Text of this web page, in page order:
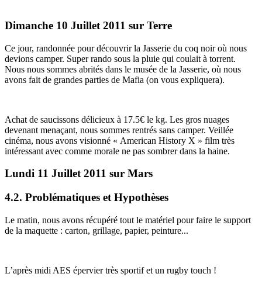
Dimanche 10 Juillet 2011 sur Terre
Ce jour, randonnée pour découvrir la Jasserie du coq noir où nous
devions camper. Super rando sous la pluie qui coulait à torrent.
Nous nous sommes abrités dans le musée de la Jasserie, où nous
avons fait de grandes parties de Mafia (on vous expliquera).
Achat de saucissons délicieux à 17.5€ le kg. Les gros nuages
devenant menaçant, nous sommes rentrés sans camper. Veillée
cinéma, nous avons visionné « American History X » film très
intéressant avec comme morale ne pas sombrer dans la haine.
Lundi 11 Juillet 2011 sur Mars
4.2. Problématiques et Hypothèses
Le matin, nous avons récupéré tout le matériel pour faire le support
de la maquette : carton, grillage, papier, peinture...
L’après midi AES épervier très sportif et un rugby touch !